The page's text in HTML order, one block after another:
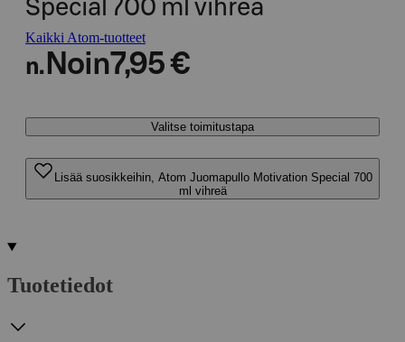
Special 700 ml vihreä
Kaikki Atom-tuotteet
n. Noin7,95 €
Valitse toimitustapa
Lisää suosikkeihin, Atom Juomapullo Motivation Special 700
ml vihreä
Tuotetiedot